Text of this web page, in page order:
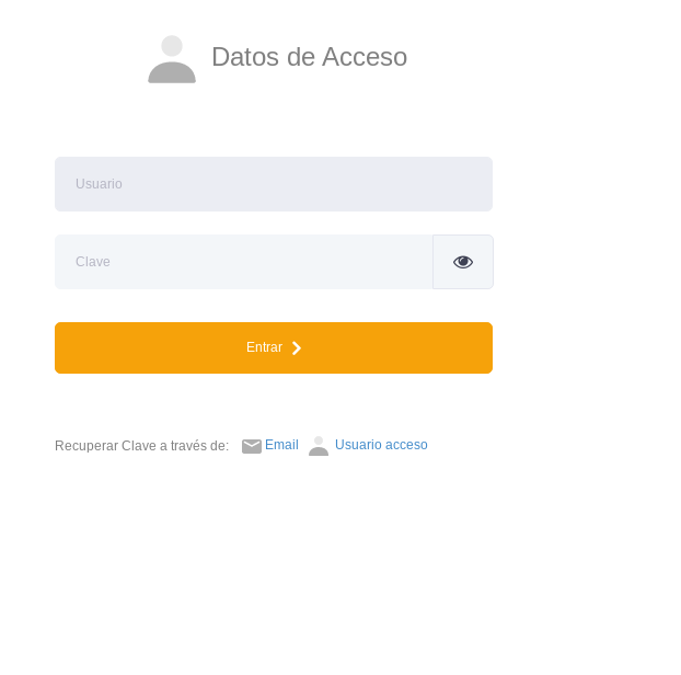
Datos de Acceso
Entrar
Recuperar Clave a través de: Email Usuario acceso